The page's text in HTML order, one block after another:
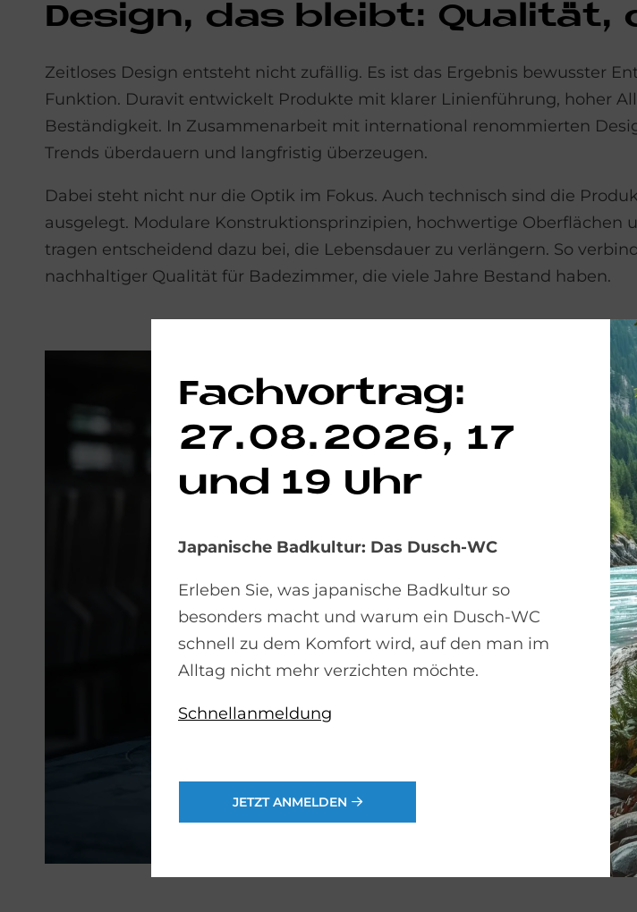
De­sign, das blei­bt: Qua­li­tät,
Zeitloses Design entsteht nicht zufällig. Es ist das Ergebnis bewusster
Funktion. Duravit entwickelt Produkte mit klarer Linienführung, hoher
Beständigkeit. In Zusammenarbeit mit international renommierten
Trends überdauern und langfristig überzeugen.
Dabei steht nicht nur die Optik im Fokus. Auch technisch sind die
ausgelegt. Modulare Konstruktionsprinzipien, hochwertige Oberflächen
tragen entscheidend dazu bei, die Lebensdauer zu verlängern. So
nachhaltiger Qualität für Badezimmer, die viele Jahre Bestand haben.
Fachvortrag:
27.08.2026, 17
und 19 Uhr
Japanische Badkultur: Das Dusch-WC
Erleben Sie, was japanische Badkultur so
besonders macht und warum ein Dusch-WC
schnell zu dem Komfort wird, auf den man im
Alltag nicht mehr verzichten möchte.
Schnellanmeldung
JETZT ANMELDEN